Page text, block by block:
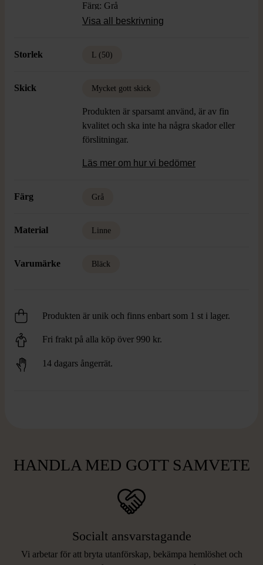
Färg: Grå
Material: Yttertyg: 55% Linne, 45%
Skick: Gott Skick
Visa all beskrivning
Storlek L (50)
Skick Mycket gott skick
Produkten är sparsamt använd, är av fin
kvalitet och ska inte ha några skador eller
förslitningar.
Läs mer om hur vi bedömer
Färg Grå
Material Linne
Varumärke Bläck
Produkten är unik och finns enbart som 1 st i lager.
Fri frakt på alla köp över 990 kr.
14 dagars ångerrät.
HANDLA MED GOTT SAMVETE
Socialt ansvarstagande
Vi arbetar för att bryta utanförskap, bekämpa hemlöshet och